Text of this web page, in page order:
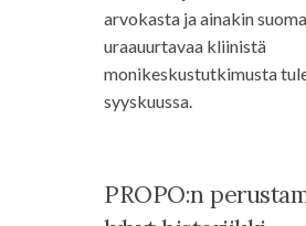
arvokasta ja ainakin
uraauurtavaa kliinistä
monikeskustutkimusta
syyskuussa.
PROPO:n